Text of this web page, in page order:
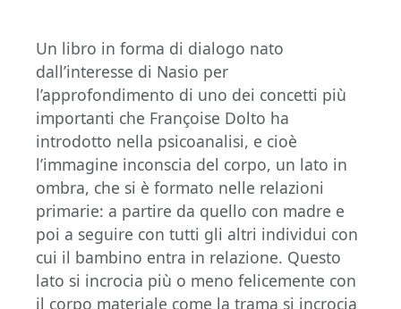
Un libro in forma di dialogo nato
dall’interesse di Nasio per
l’approfondimento di uno dei concetti più
importanti che Françoise Dolto ha
introdotto nella psicoanalisi, e cioè
l’immagine inconscia del corpo, un lato in
ombra, che si è formato nelle relazioni
primarie: a partire da quello con madre e
poi a seguire con tutti gli altri individui con
cui il bambino entra in relazione. Questo
lato si incrocia più o meno felicemente con
il corpo materiale come la trama si incrocia